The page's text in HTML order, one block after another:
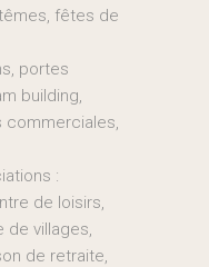
fêtes de
portes
building,
commerciales,
:
de loisirs,
de villages,
de retraite,